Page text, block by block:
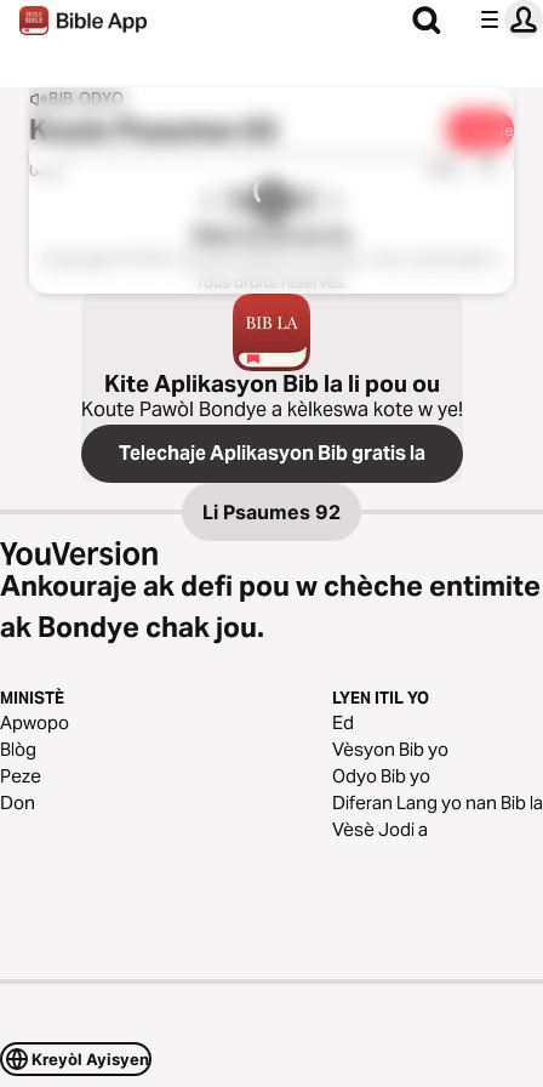
BIB ODYO
Koute Psaumes 92 Pataje
0:00 1x
Tous droits réservés.
Kite Aplikasyon Bib la li pou ou
Koute Pawòl Bondye a kèlkeswa kote w ye!
Telechaje Aplikasyon Bib gratis la
Li Psaumes 92
Ankouraje ak defi pou w chèche entimite
ak Bondye chak jou.
MINISTÈ
Apwopo
Blòg
Peze
Don
LYEN ITIL YO
Ed
Vèsyon Bib yo
Odyo Bib yo
Diferan Lang yo nan Bib la
Vèsè Jodi a
Kreyòl Ayisyen